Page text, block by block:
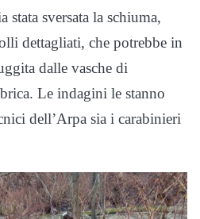
stata sversata la schiuma,
dettagliati, che potrebbe in
dalle vasche di
Le indagini le stanno
dell’Arpa sia i carabinieri